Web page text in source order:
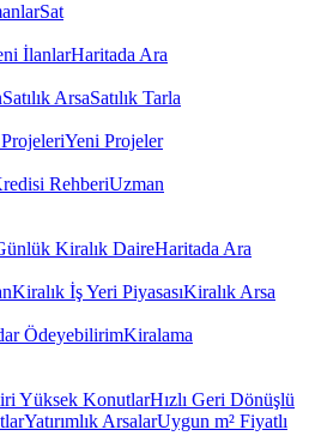
Sat
İlanlarHaritada Ara
Satılık ArsaSatılık Tarla
Yeni Projeler
RehberiUzman
Kiralık DaireHaritada Ara
Kiralık İş Yeri PiyasasıKiralık Arsa
ÖdeyebilirimKiralama
Yüksek KonutlarHızlı Geri Dönüşlü
Yatırımlık ArsalarUygun m² Fiyatlı